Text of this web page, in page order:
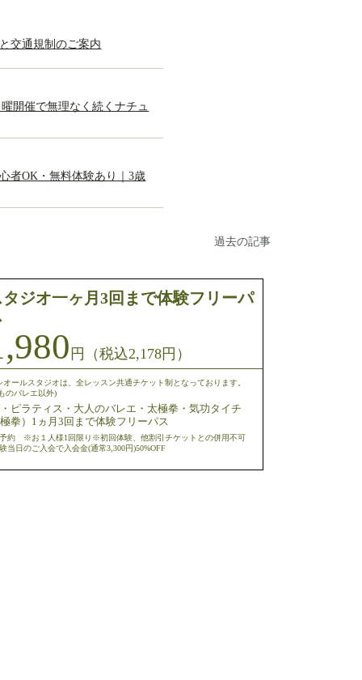
交通規制のご案内
開催で無理なく続くナチュ
者OK・無料体験あり｜3歳
過去の記事
タジオ一ヶ月3回まで体験フリーパ
円（税込2,178円）
オールスタジオは、全レッスン共通チケット制となっております。
のバレエ以外)
ピラティス・大人のバレエ・太極拳・気功タイチ
極拳）1ヵ月3回まで体験フリーパス
約 ※お１人様1回限り※初回体験、他割引チケットとの併用不可
当日のご入会で入会金(通常3,300円)50%OFF